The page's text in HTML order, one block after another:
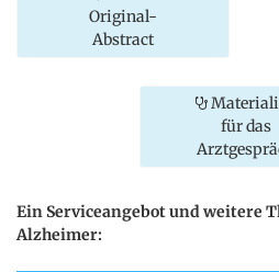
Original-
Abstract
für das
Ein Serviceangebot und weitere
Alzheimer: